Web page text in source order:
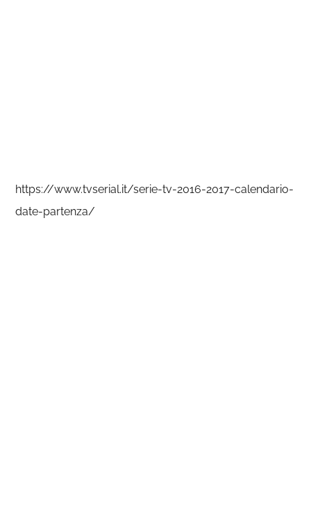
https://www.tvserial.it/serie-tv-2016-2017-calendario-
date-partenza/